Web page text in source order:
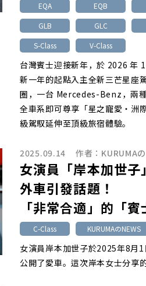
EQA
EQB
GLB
GLC
S-Class
V-Class
台灣賓士迎接新年，於 2026 年
新一年的起點入主全新三芒星座
圈，一台 Mercedes-Benz，兩
全車系即可尊享「星之寵愛・洲
級駕馭延伸至頂級旅宿體驗。
2025.09.14 作者： KURUMA
女演員「岸本加世
外車引發話題！
「非常合適」的「
C-Class KURUMAのNEWS
女演員岸本加世子於2025年8
公開了愛車。這次岸本女士分享